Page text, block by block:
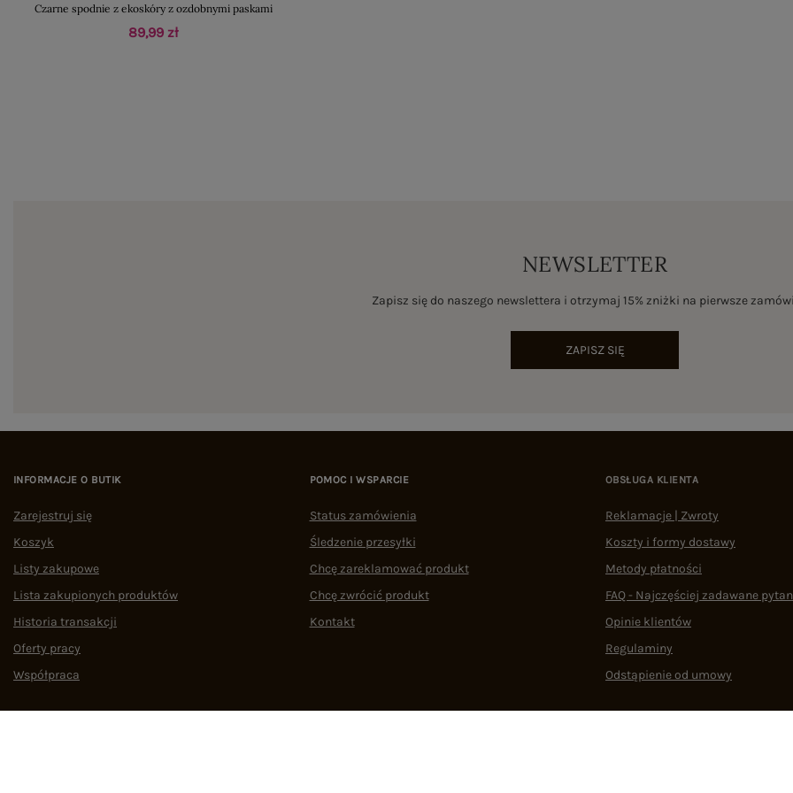
Czarne spodnie z ekoskóry z ozdobnymi paskami
89,99 zł
NEWSLETTER
Zapisz się do naszego newslettera i otrzymaj 15% zniżki na pierwsze
ZAPISZ SIĘ
INFORMACJE O BUTIK
Zarejestruj się
Koszyk
Listy zakupowe
Lista zakupionych produktów
Historia transakcji
Oferty pracy
Współpraca
POMOC I WSPARCIE
Status zamówienia
Śledzenie przesyłki
Chcę zareklamować produkt
Chcę zwrócić produkt
Kontakt
OBSŁUGA KLIENTA
Reklamacje | Zwroty
Koszty i formy dostawy
Metody płatności
FAQ - Najczęściej zadawane
Opinie klientów
Regulaminy
Odstąpienie od umowy